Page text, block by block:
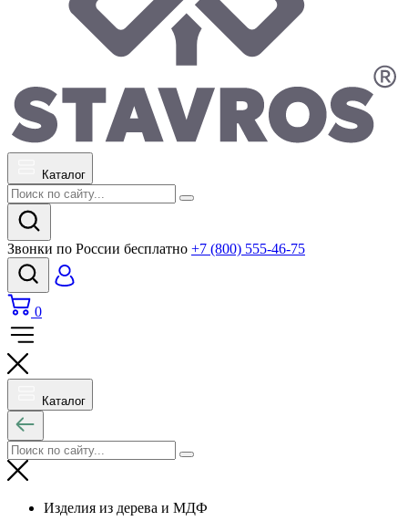
Каталог
Звонки по России бесплатно +7 (800) 555-46-75
0
Каталог
Изделия из дерева и МДФ